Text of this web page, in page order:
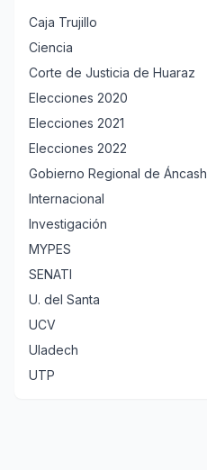
Caja Trujillo
Ciencia
Corte de Justicia de Huaraz
Elecciones 2020
Elecciones 2021
Elecciones 2022
Gobierno Regional de Áncash
Internacional
Investigación
MYPES
SENATI
U. del Santa
UCV
Uladech
UTP